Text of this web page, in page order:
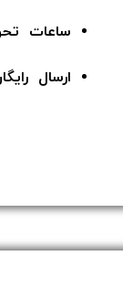
ساعات
ارسال رایگان